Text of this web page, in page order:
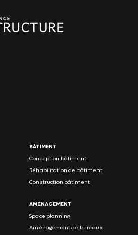
BÂTIMENT
Conception bâtiment
Réhabilitation de bâtiment
Construction bâtiment
AMÉNAGEMENT
Space planning
Aménagement de bureaux